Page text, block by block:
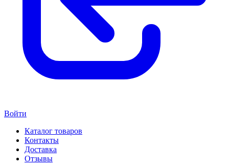
Войти
Каталог товаров
Контакты
Доставка
Отзывы